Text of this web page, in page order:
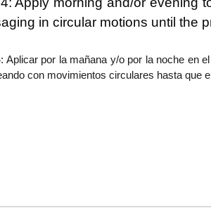
in circular motions until the
Aplicar por la mañana y/o por la noche en
con movimientos circulares hasta que